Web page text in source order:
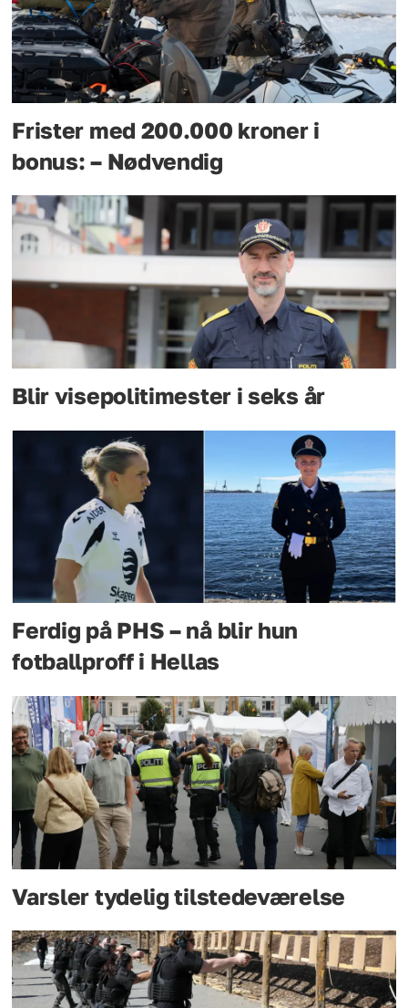
Frister med 200.000 kroner i
bonus: – Nødvendig
Blir visepolitimester i seks år
Ferdig på PHS – nå blir hun
fotballproff i Hellas
Varsler tydelig tilstedeværelse